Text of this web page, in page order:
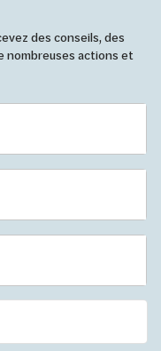
des conseils, des
nombreuses actions et